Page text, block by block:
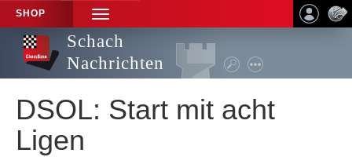
SHOP
TOGGLE
NAVIGATION
Schach
Nachrichten
DSOL: Start mit acht
Ligen